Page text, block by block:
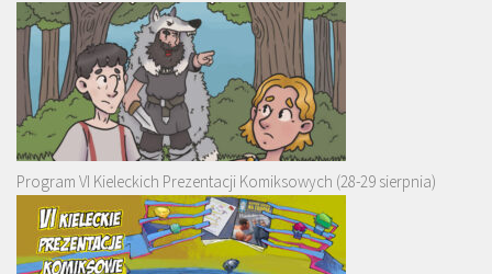
Program VI Kieleckich Prezentacji Komiksowych (28-29 sierpnia)